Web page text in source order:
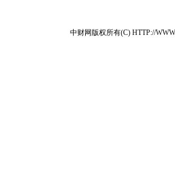
中财网版权所有(C) HTTP://